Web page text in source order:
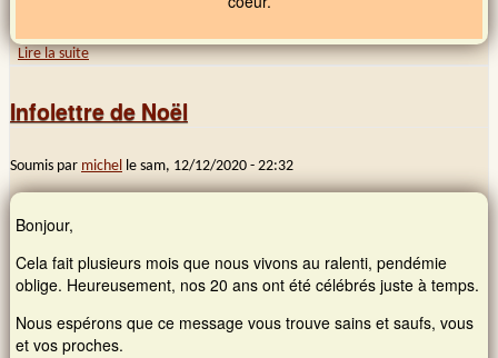
Lire la suitede Bonjour 2022
Infolettre de Noël
Soumis par michel le sam, 12/12/2020 - 22:32
Bonjour,
Cela fait plusieurs mois que nous vivons au ralenti, pendémie
oblige. Heureusement, nos 20 ans ont été célébrés juste à temps.
Nous espérons que ce message vous trouve sains et saufs, vous
et vos proches.